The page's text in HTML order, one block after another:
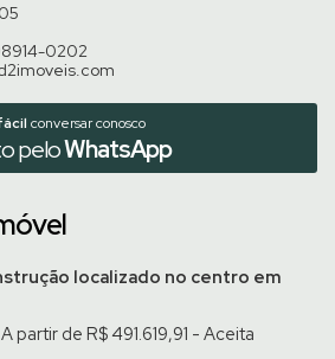
0202
conversar conosco
peloWhatsApp
localizado no centro em
partir de R$ 491.619,91 - Aceita